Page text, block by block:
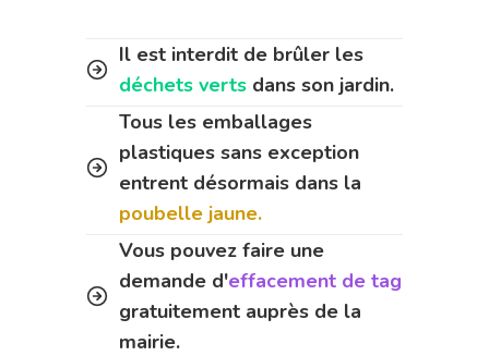
Il est interdit de brûler les
déchets verts dans son jardin.
Tous les emballages
plastiques sans exception
entrent désormais dans la
poubelle jaune.
Vous pouvez faire une
demande d'effacement de tag
gratuitement auprès de la
mairie.